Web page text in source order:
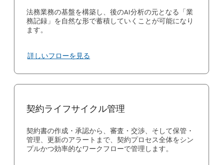
法務業務の基盤を構築し、後のAI分析の元となる「業
務記録」を自然な形で蓄積していくことが可能になり
ます。
詳しいフローを見る
契約ライフサイクル管理
契約書の作成・承認から、審査・交渉、そして保管・
管理、更新のアラートまで、契約プロセス全体をシン
プルかつ効率的なワークフローで管理します。